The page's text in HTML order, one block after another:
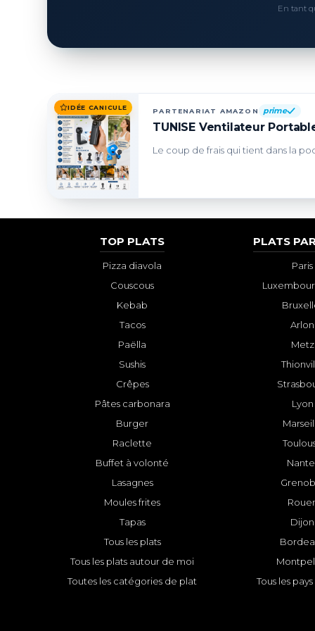
En tant
IDÉE CANICULE PARTENARIAT AMAZON prime
TUNISE Ventilateur
Le coup de frais qui tient dans la
TOP PLATS
Pizza diavola
Couscous
Kebab
Tacos
Paëlla
Sushis
Crêpes
Pâtes carbonara
Burger
Raclette
Buffet à volonté
Lasagnes
Moules frites
Tapas
Tous les plats
Tous les plats autour de moi
Toutes les catégories de plat
PLATS
Paris
Arlon
Metz
Lyon
Dijon
Tous les